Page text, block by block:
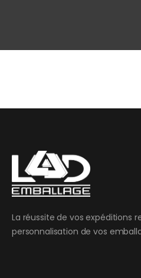
La réussite de vos expéditions
personnalisation de vos